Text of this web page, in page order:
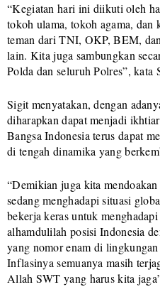
“Kegiatan hari ini diikuti oleh
tokoh ulama, tokoh agama,
teman dari TNI, OKP, BEM,
lain. Kita juga sambungkan
Polda dan seluruh Polres”, kata
Sigit menyatakan, dengan
diharapkan dapat menjadi
Bangsa Indonesia terus dapat
di tengah dinamika yang
“Demikian juga kita
sedang menghadapi situasi
bekerja keras untuk
alhamdulilah posisi Indonesia
yang nomor enam di
Inflasinya semuanya masih
Allah SWT yang harus kita